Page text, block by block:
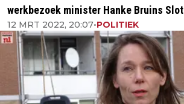
werkbezoek minister Hanke Bruins Slot
12 MRT 2022, 20:07•POLITIEK